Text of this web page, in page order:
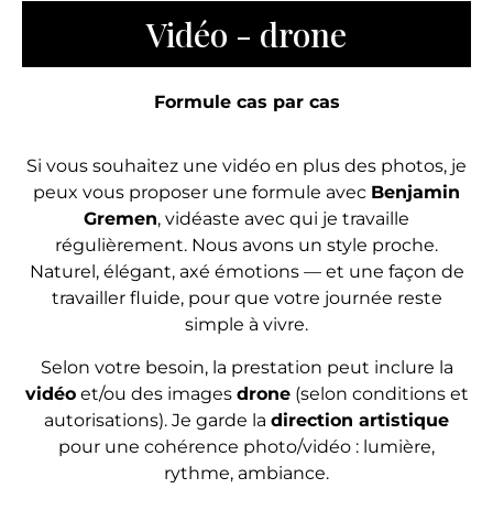
Vidéo - drone
Formule cas par cas
Si vous souhaitez une vidéo en plus des photos, je
peux vous proposer une formule avec Benjamin
Gremen, vidéaste avec qui je travaille
régulièrement. Nous avons un style proche.
Naturel, élégant, axé émotions — et une façon de
travailler fluide, pour que votre journée reste
simple à vivre.
Selon votre besoin, la prestation peut inclure la
vidéoet/ou des images drone(selon conditions et
autorisations). Je garde la direction artistique
pour une cohérence photo/vidéo : lumière,
rythme, ambiance.